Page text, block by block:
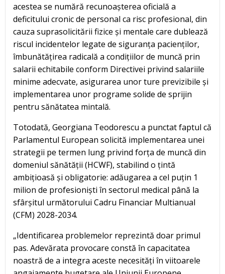
acestea se numără recunoașterea oficială a
deficitului cronic de personal ca risc profesional, din
cauza suprasolicitării fizice și mentale care dublează
riscul incidentelor legate de siguranța pacienților,
îmbunătățirea radicală a condițiilor de muncă prin
salarii echitabile conform Directivei privind salariile
minime adecvate, asigurarea unor ture previzibile și
implementarea unor programe solide de sprijin
pentru sănătatea mintală.
Totodată, Georgiana Teodorescu a punctat faptul că
Parlamentul European solicită implementarea unei
strategii pe termen lung privind forța de muncă din
domeniul sănătății (HCWF), stabilind o țintă
ambițioasă și obligatorie: adăugarea a cel puțin 1
milion de profesioniști în sectorul medical până la
sfârșitul următorului Cadru Financiar Multianual
(CFM) 2028-2034.
„Identificarea problemelor reprezintă doar primul
pas. Adevărata provocare constă în capacitatea
noastră de a integra aceste necesități în viitoarele